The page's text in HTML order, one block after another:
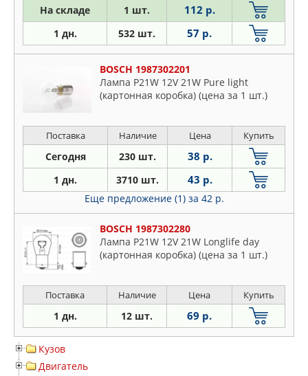
На складе 1 шт. 112 р.
1 дн. 532 шт. 57 р.
BOSCH 1987302201
Лампа P21W 12V 21W Pure light
(картонная коробка) (цена за 1 шт.)
Поставка Наличие Цена Купить
Сегодня 230 шт. 38 р.
1 дн. 3710 шт. 43 р.
Еще предложение (1) за 42 р.
BOSCH 1987302280
Лампа P21W 12V 21W Longlife day
(картонная коробка) (цена за 1 шт.)
Поставка Наличие Цена Купить
1 дн. 12 шт. 69 р.
Кузов
Двигатель